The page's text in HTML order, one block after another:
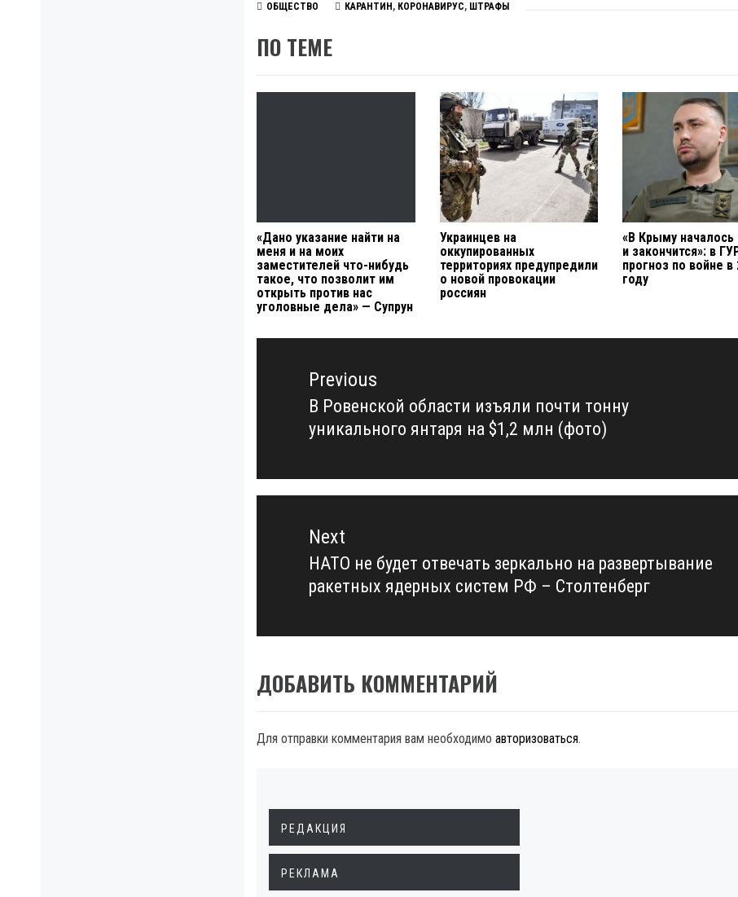
ОБЩЕСТВО КАРАНТИН , КОРОНАВИРУС, ШТРАФЫ
ПО ТЕМЕ
«Дано указание найти на
меня и на моих
заместителей что-нибудь
такое, что позволит им
открыть против нас
уголовные дела» — Супрун
Украинцев на
оккупированных
территориях предупредили
о новой провокации
россиян
«В Крыму
и закончится»: в
прогноз по войне в
году
Навигация
записямPrevious
Previous
post:
В Ровенской области изъяли почти тонну
уникального янтаря на $1,2 млн (фото)
Next
Next
post:
НАТО не будет отвечать зеркально на развертывание
ракетных ядерных систем РФ – Столтенберг
ДОБАВИТЬ КОММЕНТАРИЙ
Для отправки комментария вам необходимо авторизоваться.
РЕДАКЦИЯ
РЕКЛАМА